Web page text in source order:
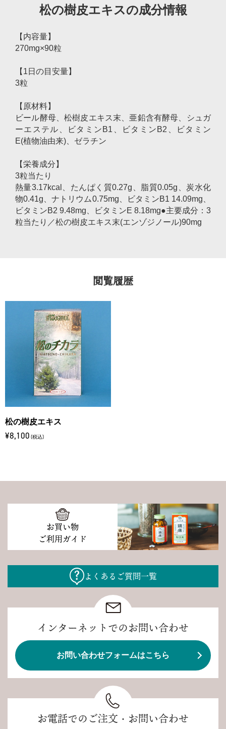
松の樹皮エキスの成分情報
【内容量】
270mg×90粒
【1日の目安量】
3粒
【原材料】
ビール酵母、松樹皮エキス末、亜鉛含有酵母、シュガ
ーエステル、ビタミンB1、ビタミンB2、ビタミン
E(植物油由来)、ゼラチン
【栄養成分】
3粒当たり
熱量3.17kcal、たんぱく質0.27g、脂質0.05g、炭水化
物0.41g、ナトリウム0.75mg、ビタミンB1 14.09mg、
ビタミンB2 9.48mg、ビタミンE 8.18mg●主要成分：3
粒当たり／松の樹皮エキス末(エンゾジノール)90mg
閲覧履歴
松の樹皮エキス
¥8,100 (税込)
お買い物
ご利用ガイド
よくあるご質問一覧
インターネットでのお問い合わせ
お問い合わせフォームはこちら
お電話でのご注文・お問い合わせ